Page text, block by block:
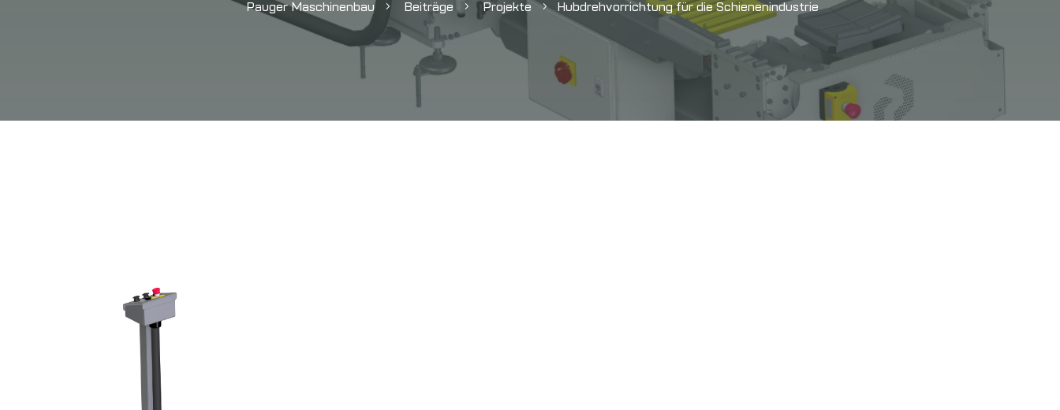
Pauger Maschinenbau 5 Beiträge 5 Projekte 5 Hubdrehvorrichtung für die Schienenindustrie